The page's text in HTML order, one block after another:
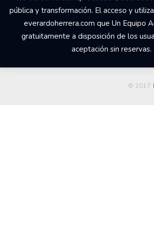
pública y transformación. El acceso y
everardoherrera.com que Un Equipo
gratuitamente a disposición de los
aceptación sin reservas.
© 2017